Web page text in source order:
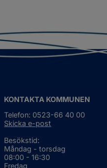
KONTAKTA KOMMUNEN
Telefon: 0523-66 40 00
Skicka e-post
Besökstid:
Måndag - torsdag
08:00 - 16:30
Fredag